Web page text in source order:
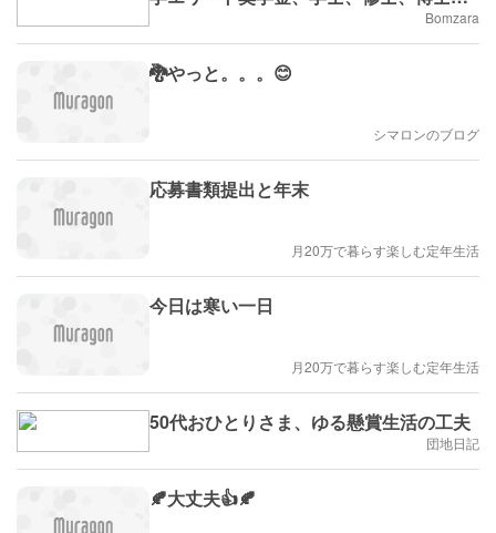
Bomzara
🐉やっと。。。😊
シマロンのブログ
応募書類提出と年末
月20万で暮らす楽しむ定年生活
今日は寒い一日
月20万で暮らす楽しむ定年生活
50代おひとりさま、ゆる懸賞生活の工夫
団地日記
🍂大丈夫👍🍂